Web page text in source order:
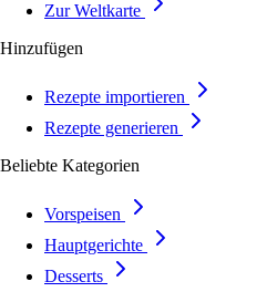
Zur Weltkarte
Hinzufügen
Rezepte importieren
Rezepte generieren
Beliebte Kategorien
Vorspeisen
Hauptgerichte
Desserts